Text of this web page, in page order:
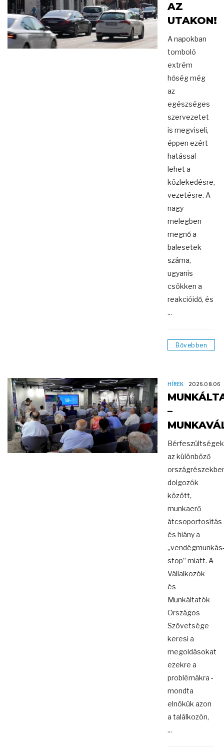
AZ
UTAKON!
A napokban
tomboló
extrém
hőség még
az
egészséges
szervezetet
is megviseli,
éppen ezért
hatással
lehet a
közlekedésre,
vezetésre. A
nagy
melegben
megnő a
balesetek
száma,
ugyanis
csökken a
reakcióidő, és
...
Bővebben
HÍREK 2026.08.06
–
Bérfeszültségek
az különböző
dolgozók
között,
munkaerő
átcsoportosítás
és hiány a
stop” miatt. A
Vállalkozók
és
Munkáltatók
Országos
Szövetsége
keresi a
megoldásokat
ezekre a
problémákra -
mondta
elnökük azon
a találkozón,
...